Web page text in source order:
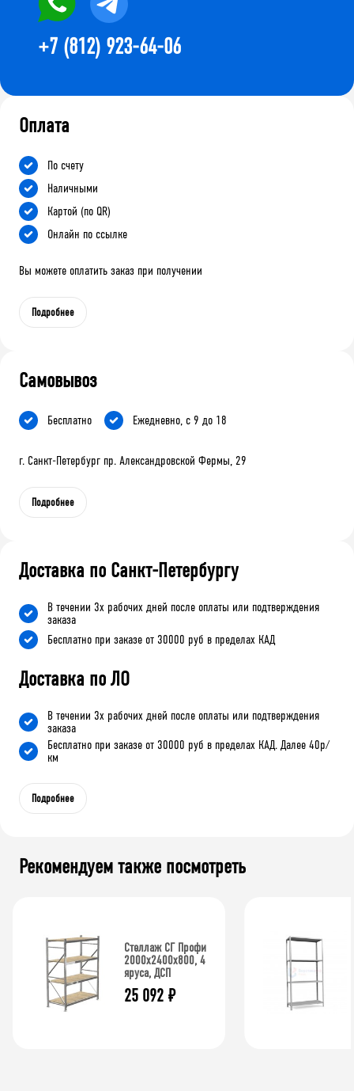
+7 (812) 923-64-06
Оплата
По счету
Наличными
Картой (по QR)
Онлайн по ссылке
Вы можете оплатить заказ при получении
Подробнее
Самовывоз
Бесплатно Ежедневно, с 9 до 18
г. Санкт-Петербург пр. Александровской Фермы, 29
Подробнее
Доставка по Санкт-Петербургу
В течении 3х рабочих дней после оплаты или подтверждения
заказа
Бесплатно при заказе от 30000 руб в пределах КАД
Доставка по ЛО
В течении 3х рабочих дней после оплаты или подтверждения
заказа
Бесплатно при заказе от 30000 руб в пределах КАД. Далее 40р/
км
Подробнее
Рекомендуем также посмотреть
Стеллаж СГ Профи
2000х2400х800, 4
яруса, ДСП
25 092 ₽